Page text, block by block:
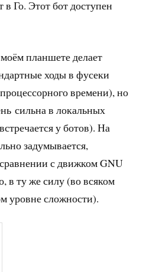
Го. Этот бот доступен
планшете делает
ходы в фусеки
времени), но
сильна в локальных
у ботов). На
задумывается,
с движком GNU
в ту же силу (во всяком
уровне сложности).